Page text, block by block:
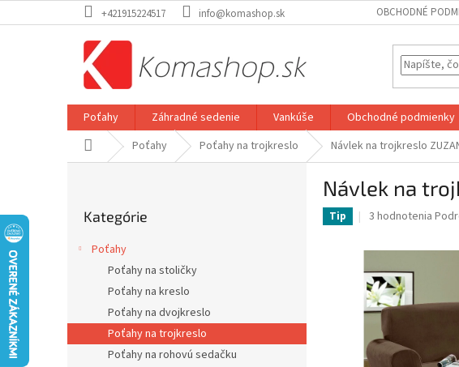
na
+421915224517 info@komashop.sk OBCHODNÉ
Poťahy Záhradné sedenie Vankúše Obchodné podmienky
DomovPoťahy Poťahy na trojkreslo Návlek na trojkreslo
kategórie
Kategórie
Poťahy
Poťahy na stoličky
Poťahy na kreslo
Poťahy na dvojkreslo
Poťahy na trojkreslo
Poťahy na rohovú sedačku
Návlek na
Tip
Priemerné
5,0
z
5
hviezdičiek.
3 hodnotenia